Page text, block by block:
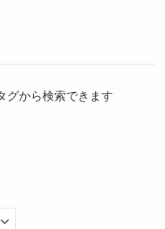
グから検索できます